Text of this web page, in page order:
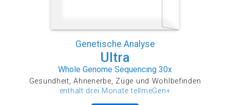
Genetische Analyse
Ultra
Whole Genome Sequencing 30x
Gesundheit, Ahnenerbe, Züge und Wohlbefinden
enthält drei Monate tellmeGen+